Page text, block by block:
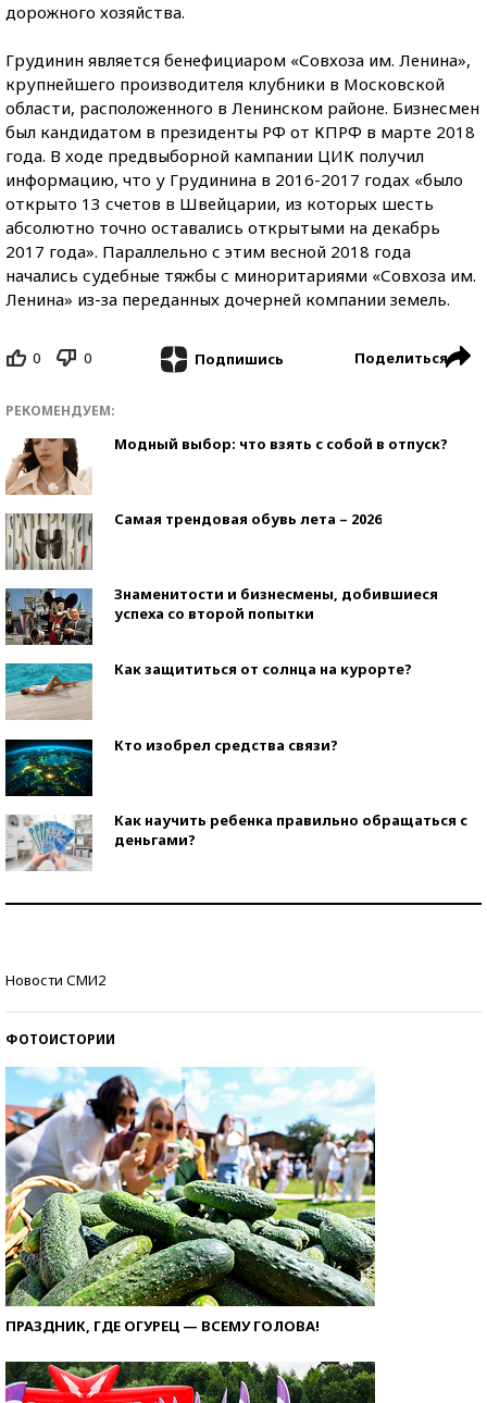
дорожного хозяйства.
Грудинин является бенефициаром «Совхоза им. Ленина»,
крупнейшего производителя клубники в Московской
области, расположенного в Ленинском районе. Бизнесмен
был кандидатом в президенты РФ от КПРФ в марте 2018
года. В ходе предвыборной кампании ЦИК получил
информацию, что у Грудинина в 2016-2017 годах «было
открыто 13 счетов в Швейцарии, из которых шесть
абсолютно точно оставались открытыми на декабрь
2017 года». Параллельно с этим весной 2018 года
начались судебные тяжбы с миноритариями «Совхоза им.
Ленина» из-за переданных дочерней компании земель.
0 0 Подпишись Поделиться
РЕКОМЕНДУЕМ:
Модный выбор: что взять с собой в отпуск?
Самая трендовая обувь лета – 2026
Знаменитости и бизнесмены, добившиеся
успеха со второй попытки
Как защититься от солнца на курорте?
Кто изобрел средства связи?
Как научить ребенка правильно обращаться с
деньгами?
Новости СМИ2
ФОТОИСТОРИИ
ПРАЗДНИК, ГДЕ ОГУРЕЦ — ВСЕМУ ГОЛОВА!